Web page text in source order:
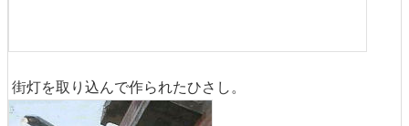
街灯を取り込んで作られたひさし。